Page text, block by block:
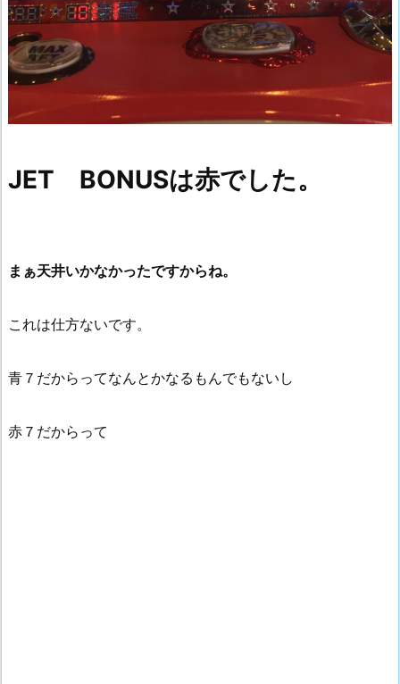
JET BONUSは赤でした。
まぁ天井いかなかったですからね。
これは仕方ないです。
青７だからってなんとかなるもんでもないし
赤７だからって